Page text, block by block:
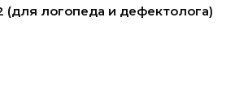
(для логопеда и дефектолога)